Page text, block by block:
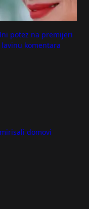
potez na premijeri
komentara
domovi